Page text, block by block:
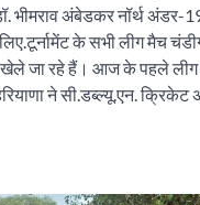
भीमराव अंबेडकर नॉर्थ अंडर-
के सभी लीग मैच
खेले जा रहे हैं। आज के पहले लीग
ने सी.डब्ल्यू.एन. क्रिकेट